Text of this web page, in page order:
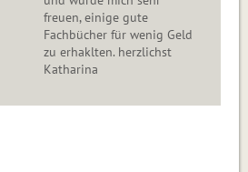
freuen, einige gute
Fachbücher für wenig Geld
zu erhaklten. herzlichst
Katharina